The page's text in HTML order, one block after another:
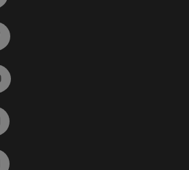
Ir a twitter (abre en ventana nueva)
Ir a YouTube (abre en ventana nueva)
Ir a Flickr (abre en ventana nueva)
Ir a Linkedin (abre en ventana nueva)